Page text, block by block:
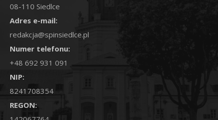
08-110 Siedlce
Adres e-mail:
redakcja@spinsiedlce.pl
Numer telefonu:
+48 692 931 091
NIP:
8241708354
REGON: